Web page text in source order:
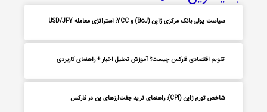
سیاست پولی بانک مرکزی ژاپن (BoJ) و YCC؛ استراتژی معامله USD/JPY
تقویم اقتصادی فارکس چیست؟ آموزش تحلیل اخبار + راهنمای کاربردی
شاخص تورم ژاپن (CPI)؛ راهنمای ترید جفت‌ارزهای ین در فارکس